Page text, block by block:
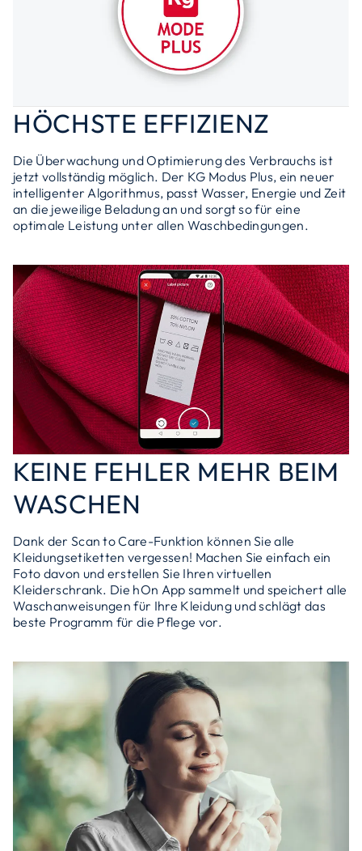
HÖCHSTE EFFIZIENZ
Die Überwachung und Optimierung des Verbrauchs ist
jetzt vollständig möglich. Der KG Modus Plus, ein neuer
intelligenter Algorithmus, passt Wasser, Energie und Zeit
an die jeweilige Beladung an und sorgt so für eine
optimale Leistung unter allen Waschbedingungen.
KEINE FEHLER MEHR BEIM
WASCHEN
Dank der Scan to Care-Funktion können Sie alle
Kleidungsetiketten vergessen! Machen Sie einfach ein
Foto davon und erstellen Sie Ihren virtuellen
Kleiderschrank. Die hOn App sammelt und speichert alle
Waschanweisungen für Ihre Kleidung und schlägt das
beste Programm für die Pflege vor.